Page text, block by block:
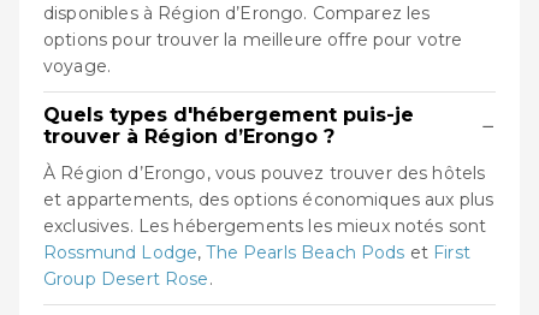
disponibles à Région d’Erongo. Comparez les
options pour trouver la meilleure offre pour votre
voyage.
Quels types d'hébergement puis-je
trouver à Région d’Erongo ?
−
À Région d’Erongo, vous pouvez trouver des hôtels
et appartements, des options économiques aux plus
exclusives. Les hébergements les mieux notés sont
Rossmund Lodge,The Pearls Beach Pods et First
Group Desert Rose.